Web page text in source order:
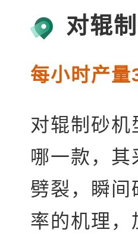
对辊
每小时产量
对辊制砂
哪一款，
劈裂，瞬
率的机理